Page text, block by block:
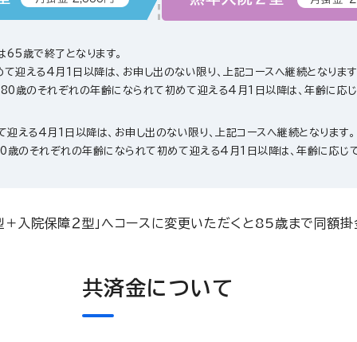
65歳で終了となります。
迎える4月1日以降は、お申し出のない限り、上記コースへ継続となります
歳のそれぞれの年齢になられて初めて迎える4月1日以降は、年齢に応
える4月1日以降は、お申し出のない限り、上記コースへ継続となります。
歳のそれぞれの年齢になられて初めて迎える4月1日以降は、年齢に応じ
＋入院保障２型」へコースに変更いただくと85歳まで同額
共済金について